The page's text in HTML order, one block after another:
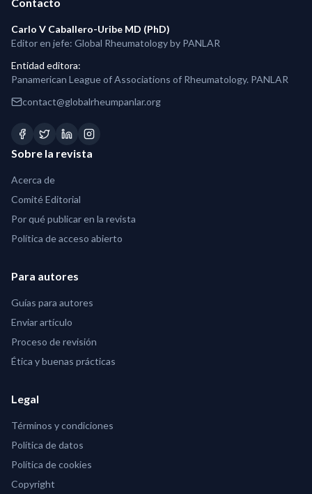
Carlo V Caballero-Uribe MD (PhD)
Editor en jefe: Global Rheumatology by PANLAR
Entidad editora:
Panamerican League of Associations of Rheumatology. PANLAR
contact@globalrheumpanlar.org
Sobre la revista
Acerca de
Comité Editorial
Por qué publicar en la revista
Política de acceso abierto
Para autores
Guías para autores
Enviar artículo
Proceso de revisión
Ética y buenas prácticas
Legal
Términos y condiciones
Política de datos
Política de cookies
Copyright